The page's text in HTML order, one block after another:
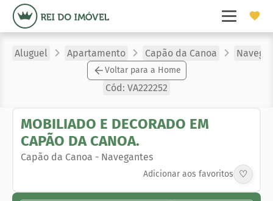
Aluguel Apartamento Capão da Canoa
Cód: VA222252
Voltar para a Home
MOBILIADO E DECORADO EM
CAPÃO DA CANOA.
Capão da Canoa - Navegantes
Adicionar aos favoritos ♡